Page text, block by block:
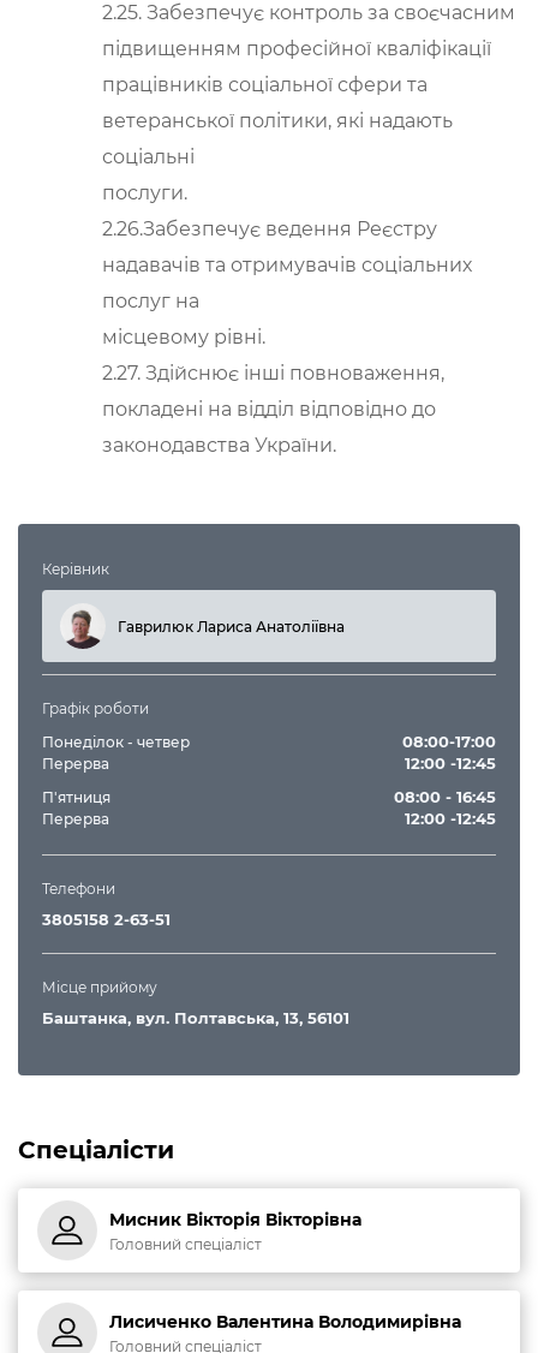
2.25. Забезпечує контроль за своєчасним
підвищенням професійної кваліфікації
працівників соціальної сфери та
ветеранської політики, які надають
соціальні
послуги.
2.26.Забезпечує ведення Реєстру
надавачів та отримувачів соціальних
послуг на
місцевому рівні.
2.27. Здійснює інші повноваження,
покладені на відділ відповідно до
законодавства України.
Керівник
Гаврилюк Лариса Анатоліївна
Графік роботи
Понеділок - четвер
08:00-17:00
Перерва 12:00 -12:45
П'ятниця 08:00 - 16:45
Перерва 12:00 -12:45
Телефони
3805158 2-63-51
Місце прийому
Баштанка, вул. Полтавська, 13, 56101
Спеціалісти
Мисник Вікторія Вікторівна
Головний спеціаліст
Лисиченко Валентина Володимирівна
Головний спеціаліст